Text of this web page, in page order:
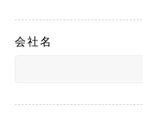
会社名